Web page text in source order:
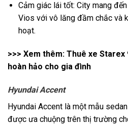
Cảm giác lái tốt: City mang
Vios với vô lăng đầm chắc và
hoạt.
>>> Xem thêm: Thuê xe Starex
hoàn hảo cho gia đình
Hyundai Accent
Hyundai Accent là một mẫu
được ưa chuộng trên thị trường